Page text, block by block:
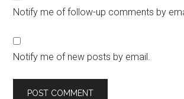
Notify me of follow-up comments by
Notify me of new posts by email.